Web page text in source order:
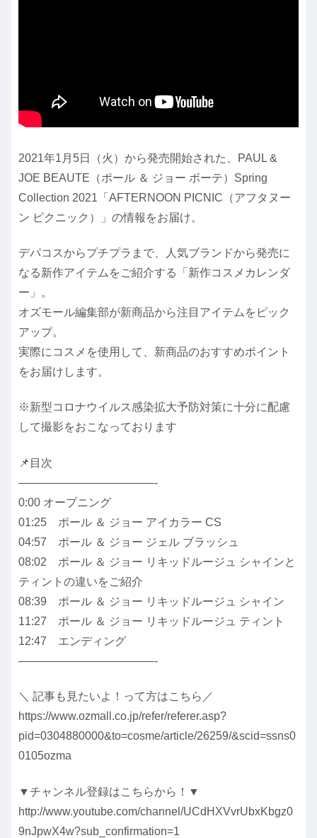
2021年1月5日（火）から発売開始された、PAUL &
JOE BEAUTE（ポール ＆ ジョー ボーテ）Spring
Collection 2021「AFTERNOON PICNIC（アフタヌー
ン ピクニック）」の情報をお届け。
デパコスからプチプラまで、人気ブランドから発売に
なる新作アイテムをご紹介する「新作コスメカレンダ
ー」。
オズモール編集部が新商品から注目アイテムをピック
アップ。
実際にコスメを使用して、新商品のおすすめポイント
をお届けします。
※新型コロナウイルス感染拡大予防対策に十分に配慮
して撮影をおこなっております
📌目次
————————————-
0:00 オープニング
01:25 ポール ＆ ジョー アイカラー CS
04:57 ポール ＆ ジョー ジェル ブラッシュ
08:02 ポール ＆ ジョー リキッドルージュ シャインと
ティントの違いをご紹介
08:39 ポール ＆ ジョー リキッドルージュ シャイン
11:27 ポール ＆ ジョー リキッドルージュ ティント
12:47 エンディング
————————————-
＼ 記事も見たいよ！って方はこちら／
https://www.ozmall.co.jp/refer/referer.asp?
pid=0304880000&to=cosme/article/26259/&scid=ssns0
0105ozma
▼チャンネル登録はこちらから！▼
http://www.youtube.com/channel/UCdHXVvrUbxKbgz0
9nJpwX4w?sub_confirmation=1